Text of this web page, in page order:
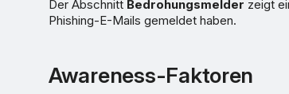
Der Abschnitt Bedrohungsmelder zeigt
Phishing-E-Mails gemeldet haben.
Awareness-Faktoren